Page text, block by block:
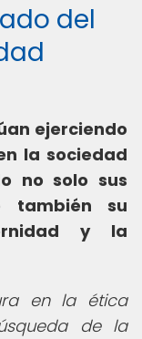
del
ejerciendo
la sociedad
no solo sus
también su
y la
en la ética
de la